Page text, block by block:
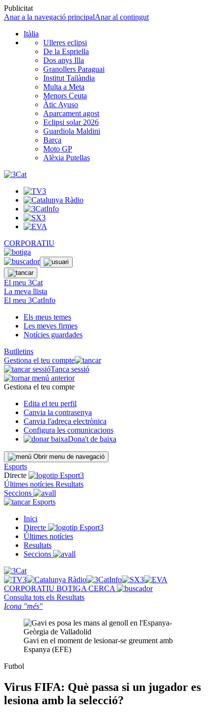
Publicitat
Anar a la navegació principalAnar al contingut
Itàlia
Ulleres eclipsi
De la Espriella
Dos anys Illa
Granollers Paraguai
Institut Tailàndia
Multa a Meta
Menors Ceuta
Àtic Ayuso
Aparcament agost
Eclipsi solar 2026
Guardiola Maldini
Barça
Moto GP
Alèxia Putellas
CORPORATIU
El meu 3Cat
La meva llista
El meu 3CatInfo
Els meus temes
Les meves firmes
Notícies guardades
Butlletins
Gestiona el teu compte
Tanca sessió
Gestiona el teu compte
Edita el teu perfil
Canvia la contrasenya
Canvia l'adreça electrònica
Configura les comunicacions
Dona't de baixa
Obrir menu de navegació
Esports
Directe
Últimes notícies Resultats
Seccions
Esports
Inici
Directe
Últimes notícies
Resultats
Seccions
CORPORATIU BOTIGA CERCA
Consulta tots els Resultats
Icona "més"
Gavi en el moment de lesionar-se greument amb
Espanya (EFE)
Futbol
Virus FIFA: Què passa si un jugador es
lesiona amb la selecció?